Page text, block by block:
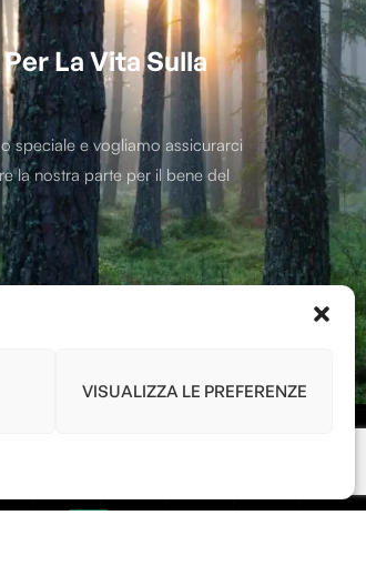
VISUALIZZA LE PREFERENZE
Per La Vita Sulla
speciale e vogliamo assicurarci
la nostra parte per il bene del